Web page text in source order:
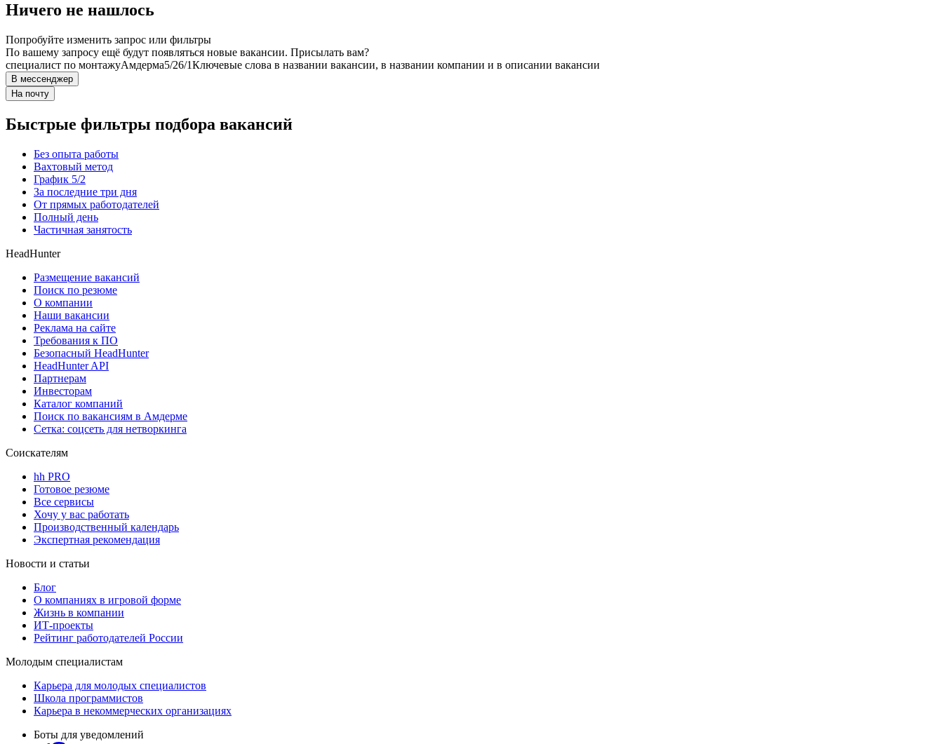
Ничего не нашлось
Попробуйте изменить запрос или фильтры
По вашему запросу ещё будут появляться новые вакансии. Присылать вам?
специалист по монтажуАмдерма5/26/1Ключевые слова в названии вакансии, в названии компании и в описании вакансии
В мессенджер
На почту
Быстрые фильтры подбора вакансий
Без опыта работы
Вахтовый метод
График 5/2
За последние три дня
От прямых работодателей
Полный день
Частичная занятость
HeadHunter
Размещение вакансий
Поиск по резюме
О компании
Наши вакансии
Реклама на сайте
Требования к ПО
Безопасный HeadHunter
HeadHunter API
Партнерам
Инвесторам
Каталог компаний
Поиск по вакансиям в Амдерме
Сетка: соцсеть для нетворкинга
Соискателям
hh PRO
Готовое резюме
Все сервисы
Хочу у вас работать
Производственный календарь
Экспертная рекомендация
Новости и статьи
Блог
О компаниях в игровой форме
Жизнь в компании
ИТ-проекты
Рейтинг работодателей России
Молодым специалистам
Карьера для молодых специалистов
Школа программистов
Карьера в некоммерческих организациях
Боты для уведомлений